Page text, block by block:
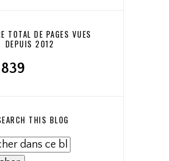
TOTAL DE PAGES VUES
DEPUIS 2012
THIS BLOG